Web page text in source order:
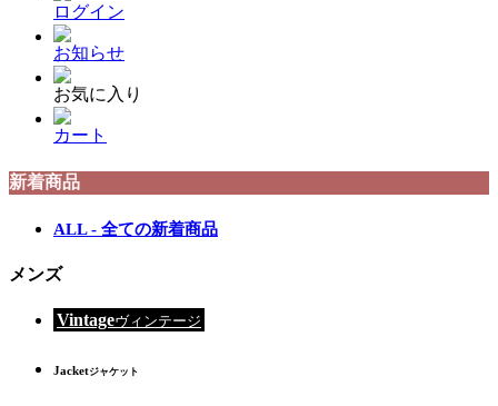
ログイン
お知らせ
お気に入り
カート
新着商品
ALL - 全ての新着商品
メンズ
Vintageヴィンテージ
Jacketジャケット